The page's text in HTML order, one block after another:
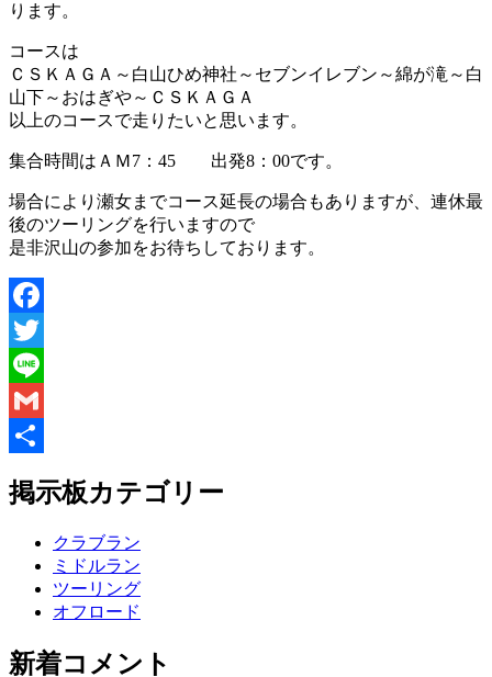
ります。
コースは
ＣＳＫＡＧＡ～白山ひめ神社～セブンイレブン～綿が滝～白
山下～おはぎや～ＣＳＫＡＧＡ
以上のコースで走りたいと思います。
集合時間はＡＭ7：45 出発8：00です。
場合により瀬女までコース延長の場合もありますが、連休最
後のツーリングを行いますので
是非沢山の参加をお待ちしております。
Facebook
Twitter
Line
Gmail
有
掲示板カテゴリー
クラブラン
ミドルラン
ツーリング
オフロード
新着コメント